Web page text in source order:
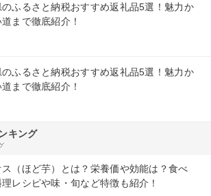
のふるさと納税おすすめ返礼品5選！魅力か
まで徹底紹介！
ふるさと納税おすすめ返礼品5選！魅力か
まで徹底紹介！
キング
ス（ほど芋）とは？栄養価や効能は？食べ
レシピや味・旬など特徴も紹介！